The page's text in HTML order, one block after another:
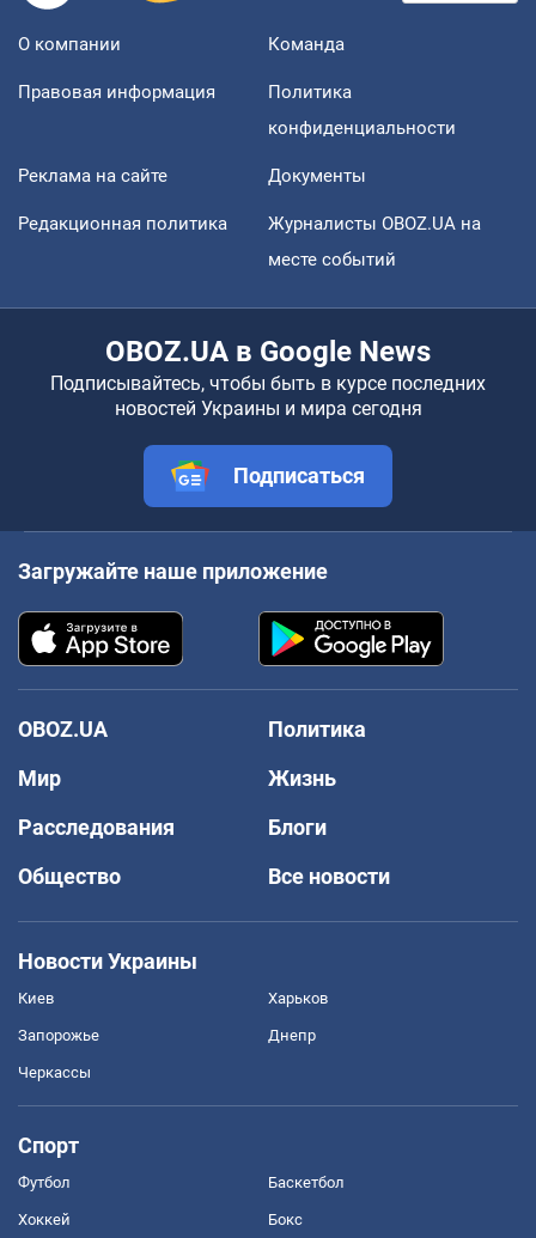
О компании Команда
Правовая информация
Политика
конфиденциальности
Реклама на сайте Документы
Редакционная политика
Журналисты OBOZ.UA на
месте событий
OBOZ.UA в Google News
Подписывайтесь, чтобы быть в курсе последних
новостей Украины и мира сегодня
Подписаться
Загружайте наше приложение
OBOZ.UA
Политика
Мир
Жизнь
Расследования
Блоги
Общество
Все новости
Новости Украины
Киев Харьков
Запорожье Днепр
Черкассы
Спорт
Футбол Баскетбол
Хоккей Бокс